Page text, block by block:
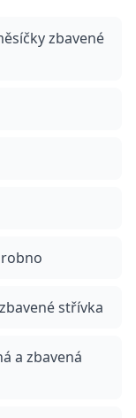
zbavené
střívka
a zbavená